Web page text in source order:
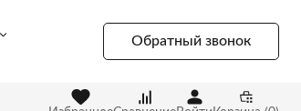
Обратный звонок